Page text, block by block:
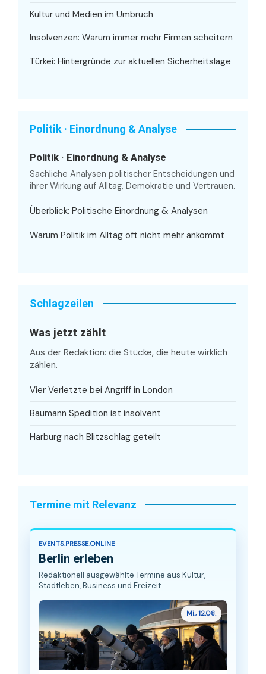
Kultur und Medien im Umbruch
Insolvenzen: Warum immer mehr Firmen scheitern
Türkei: Hintergründe zur aktuellen Sicherheitslage
Politik · Einordnung & Analyse
Politik · Einordnung & Analyse
Sachliche Analysen politischer Entscheidungen und
ihrer Wirkung auf Alltag, Demokratie und Vertrauen.
Überblick: Politische Einordnung & Analysen
Warum Politik im Alltag oft nicht mehr ankommt
Schlagzeilen
Was jetzt zählt
Aus der Redaktion: die Stücke, die heute wirklich
zählen.
Vier Verletzte bei Angriff in London
Baumann Spedition ist insolvent
Harburg nach Blitzschlag geteilt
Termine mit Relevanz
EVENTS.PRESSE.ONLINE
Berlin erleben
Redaktionell ausgewählte Termine aus Kultur,
Stadtleben, Business und Freizeit.
Mi., 12.08.